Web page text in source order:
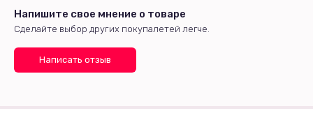
Напишите свое мнение о товаре
Сделайте выбор других покупалетей легче.
Написать отзыв